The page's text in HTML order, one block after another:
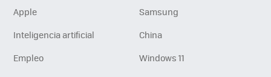
Apple
Samsung
Inteligencia artificial
China
Empleo
Windows 11